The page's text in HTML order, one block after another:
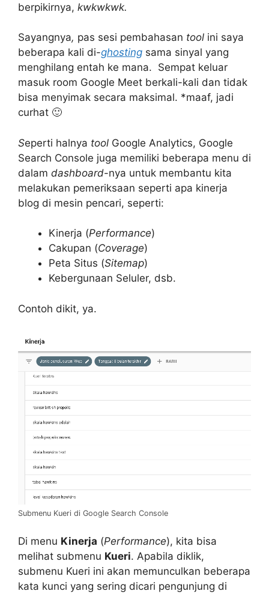
berpikirnya, kwkwkwk.
Sayangnya, pas sesi pembahasan tool ini saya
beberapa kali di-ghosting sama sinyal yang
menghilang entah ke mana. Sempat keluar
masuk room Google Meet berkali-kali dan tidak
bisa menyimak secara maksimal. *maaf, jadi
curhat 🙂
Seperti halnya tool Google Analytics, Google
Search Console juga memiliki beberapa menu di
dalam dashboard-nya untuk membantu kita
melakukan pemeriksaan seperti apa kinerja
blog di mesin pencari, seperti:
Kinerja (Performance)
Cakupan (Coverage)
Peta Situs (Sitemap)
Kebergunaan Seluler, dsb.
Contoh dikit, ya.
Submenu Kueri di Google Search Console
Di menu Kinerja (Performance), kita bisa
melihat submenu Kueri. Apabila diklik,
submenu Kueri ini akan memunculkan beberapa
kata kunci yang sering dicari pengunjung di